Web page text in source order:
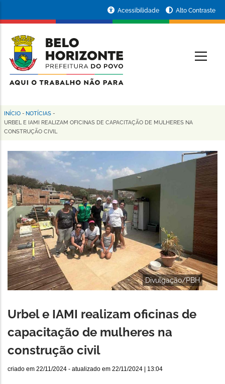
conteúdo
principal
da
Prefeitura
de
Horizonte
Acessibilidade Alto Contraste
Trilha
de
navegação
INÍCIO - NOTÍCIAS -
URBEL E IAMI REALIZAM OFICINAS DE CAPACITAÇÃO DE MULHERES NA
CONSTRUÇÃO CIVIL
Divulgação/PBH
Urbel e IAMI realizam oficinas de
capacitação de mulheres na
construção civil
criado em 22/11/2024 - atualizado em 22/11/2024 | 13:04